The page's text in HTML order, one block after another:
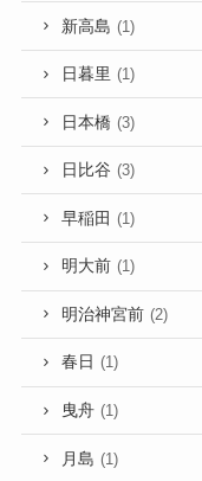
新高島 (1)
日暮里 (1)
日本橋 (3)
日比谷 (3)
早稲田 (1)
明大前 (1)
明治神宮前 (2)
春日 (1)
曳舟 (1)
月島 (1)